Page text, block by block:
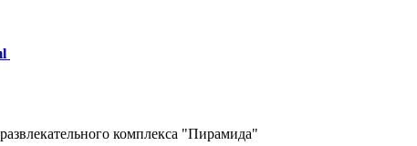
комплекса "Пирамида"